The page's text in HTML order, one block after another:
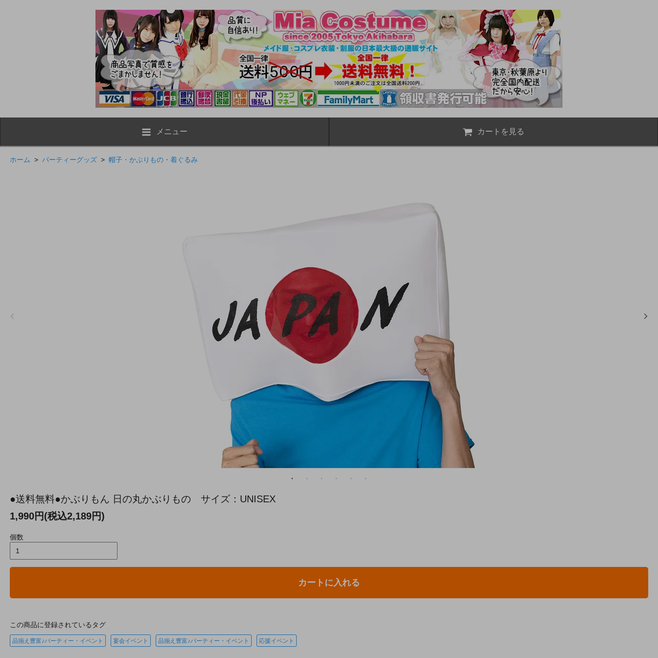
メニュー カートを見る
ホーム > パーティーグッズ > 帽子・かぶりもの・着ぐるみ
●送料無料●かぶりもん 日の丸かぶりもの サイズ：UNISEX
1,990円(税込2,189円)
個数
カートに入れる
この商品に登録されているタグ
品揃え豊富♪パーティー・イベント 宴会イベント 品揃え豊富♪パーティー・イベント 応援イベント